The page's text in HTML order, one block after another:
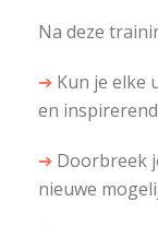
Na deze
➔ Kun je elke
en
➔ Doorbreek
nieuwe